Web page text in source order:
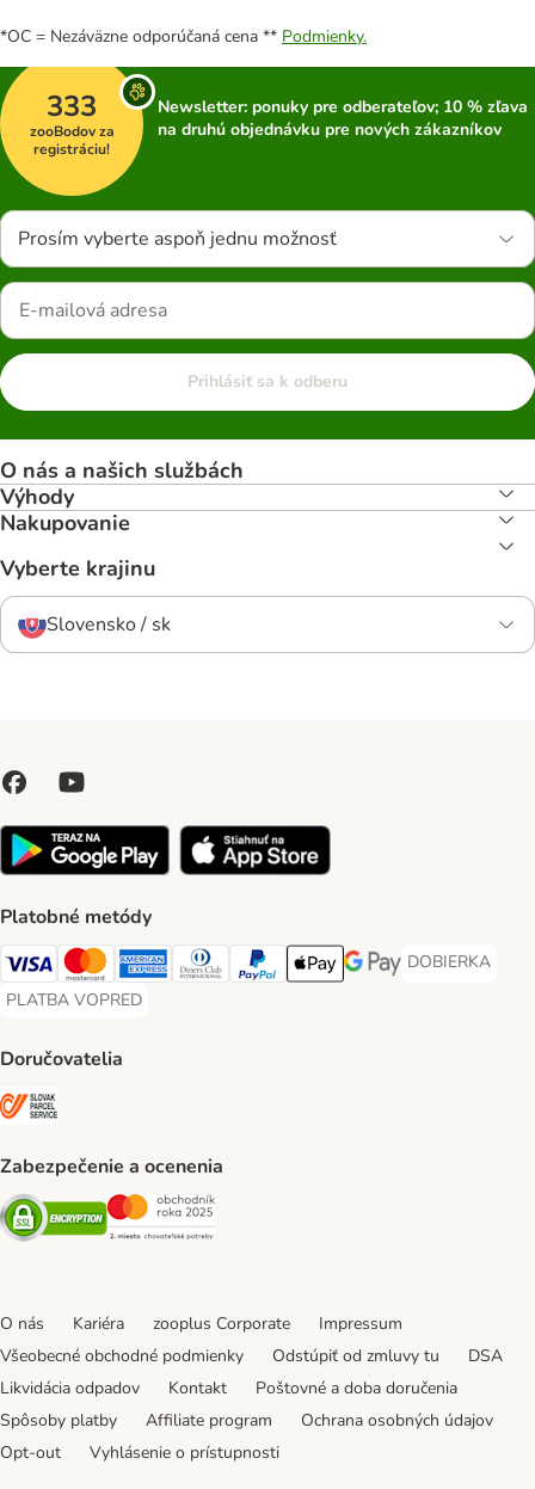
*OC = Nezáväzne odporúčaná cena ** Podmienky.
333
zooBodov za
registráciu!
Newsletter: ponuky pre odberateľov; 10 % zľava
na druhú objednávku pre nových zákazníkov
Prosím vyberte aspoň jednu možnosť
Prihlásiť sa k odberu
O nás a našich službách
Výhody
Nakupovanie
Vyberte krajinu
Slovensko / sk
Platobné metódy
Visa Payment Method
Mastercard Payment Method
American Express Payment Method
Diners Club Payment Method
PayPal Payment Method
Apple Pay Payment Method
Google Pay Payment
DOBIERKA
DOBIERKA
PLATBA VOPRED
PLATBA VOPRED Payment Method
Doručovatelia
Zabezpečenie a ocenenia
Security Security
O nás Kariéra zooplus Corporate
Impressum
Všeobecné obchodné podmienky
Odstúpiť od zmluvy tu
DSA
Likvidácia odpadov
Kontakt
Poštovné a doba doručenia
Spôsoby platby
Affiliate program
Ochrana osobných údajov
Opt-out
Vyhlásenie o prístupnosti